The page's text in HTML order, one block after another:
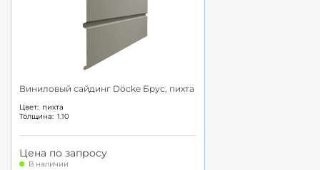
Виниловый сайдинг Döcke Брус, пихта
Цвет: пихта
Толщина: 1.10
Цена по запросу
В наличии